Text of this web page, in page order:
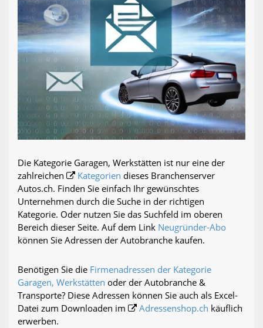
Die Kategorie Garagen, Werkstätten ist nur eine der
zahlreichen
Kategorien dieses Branchenserver
Autos.ch. Finden Sie einfach Ihr gewünschtes
Unternehmen durch die Suche in der richtigen
Kategorie. Oder nutzen Sie das Suchfeld im oberen
Bereich dieser Seite. Auf dem Link Neugründer-Abo
können Sie Adressen der Autobranche kaufen.
Benötigen Sie die Firmenadressen der Kategorie
Garagen, Werkstätten oder der Autobranche &
Transporte? Diese Adressen können Sie auch als Excel-
Datei zum Downloaden im
Adressenshop.ch käuflich
erwerben.